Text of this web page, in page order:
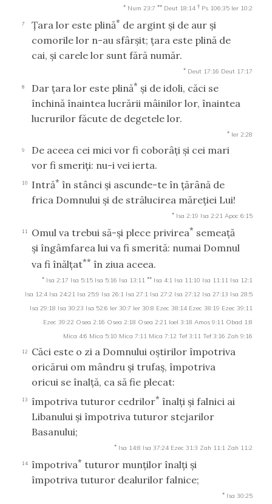
* Num 23:7 ** Deut 18:14 † Ps 106:35 Ier 10:2
7 Ţara lor este plină* de argint şi de aur şi
comorile lor n-au sfârşit; ţara este plină de
cai, şi carele lor sunt fără număr.
* Deut 17:16 Deut 17:17
8 Dar ţara lor este plină* şi de idoli, căci se
închină înaintea lucrării mâinilor lor, înaintea
lucrurilor făcute de degetele lor.
* Ier 2:28
9
De aceea cei mici vor fi coborâţi şi cei mari
vor fi smeriţi: nu-i vei ierta.
10 Intră* în stânci şi ascunde-te în ţărână de
frica Domnului şi de strălucirea măreţiei Lui!
* Isa 2:19 Isa 2:21 Apoc 6:15
11 Omul va trebui să-şi plece privirea* semeaţă
şi îngâmfarea lui va fi smerită: numai Domnul
va fi înălţat** în ziua aceea.
* Isa 2:17 Isa 5:15 Isa 5:16 Isa 13:11 ** Isa 4:1 Isa 11:10 Isa 11:11 Isa 12:1
Isa 12:4 Isa 24:21 Isa 25:9 Isa 26:1 Isa 27:1 Isa 27:2 Isa 27:12 Isa 27:13 Isa 28:5
Isa 29:18 Isa 30:23 Isa 52:6 Ier 30:7 Ier 30:8 Ezec 38:14 Ezec 38:19 Ezec 39:11
Ezec 39:22 Osea 2:16 Osea 2:18 Osea 2:21 Ioel 3:18 Amos 9:11 Obad 1:8
Mica 4:6 Mica 5:10 Mica 7:11 Mica 7:12 Tef 3:11 Tef 3:16 Zah 9:16
12
Căci este o zi a Domnului oştirilor împotriva
oricărui om mândru şi trufaş, împotriva
oricui se înalţă, ca să fie plecat:
13 împotriva tuturor cedrilor* înalţi şi falnici ai
Libanului şi împotriva tuturor stejarilor
Basanului;
* Isa 14:8 Isa 37:24 Ezec 31:3 Zah 11:1 Zah 11:2
14 împotriva* tuturor munţilor înalţi şi
împotriva tuturor dealurilor falnice;
* Isa 30:25